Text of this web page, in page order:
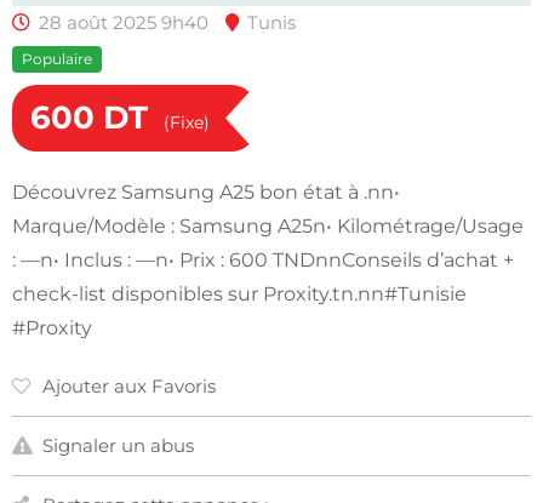
28 août 2025 9h40 Tunis
Populaire
600 DT (Fixe)
Découvrez Samsung A25 bon état à .nn•
Marque/Modèle : Samsung A25n• Kilométrage/Usage
: —n• Inclus : —n• Prix : 600 TNDnnConseils d’achat +
check-list disponibles sur Proxity.tn.nn#Tunisie
#Proxity
Ajouter aux Favoris
Signaler un abus